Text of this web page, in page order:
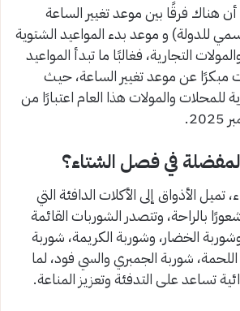
هناك فرقًا بين موعد تغيير الساعة
للدولة) و موعد بدء المواعيد الشتوية
التجارية، فغالبًا ما تبدأ المواعيد
مبكرًا عن موعد تغيير الساعة، حيث
للمحلات والمولات هذا العام اعتبارًا من
في فصل الشتاء؟
الأذواق إلى الأكلات الدافئة التي
بالراحة، وتتصدر الشوربات القائمة
الخضار، وشوربة الكريمة، شوربة
شوربة الجمبري والسي فود، لما
تساعد على التدفئة وتعزيز المناعة.